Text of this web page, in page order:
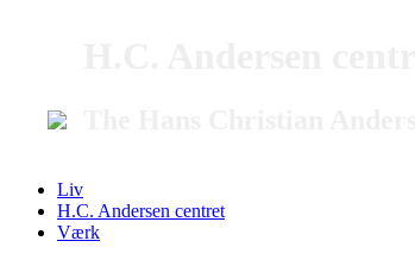
Liv
H.C. Andersen centret
Værk